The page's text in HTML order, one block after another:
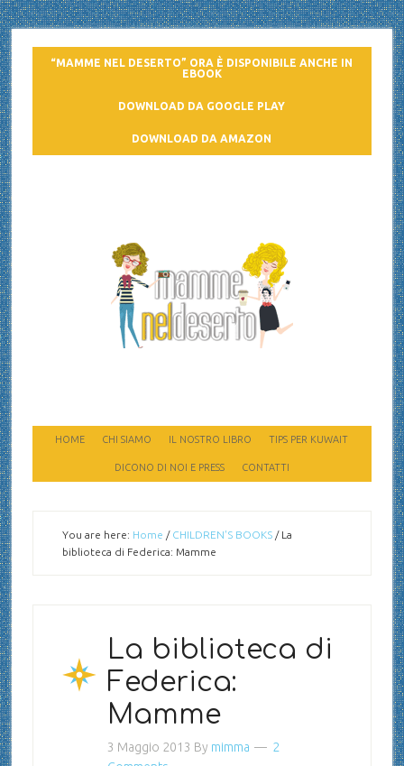
“MAMME NEL DESERTO” ORA È DISPONIBILE ANCHE IN
EBOOK
DOWNLOAD DA GOOGLE PLAY
DOWNLOAD DA AMAZON
HOME CHI SIAMO IL NOSTRO LIBRO TIPS PER KUWAIT
DICONO DI NOI E PRESS CONTATTI
You are here: Home / CHILDREN'S BOOKS /La
biblioteca di Federica: Mamme
La biblioteca di
Federica:
Mamme
3 Maggio 2013 By mimma
2